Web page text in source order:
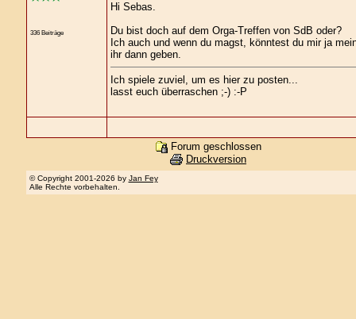
336 Beiträge
Hi Sebas.
Du bist doch auf dem Orga-Treffen von SdB oder?
Ich auch und wenn du magst, könntest du mir ja
ihr dann geben.
Ich spiele zuviel, um es hier zu posten...
lasst euch überraschen ;-) :-P
Forum geschlossen
Druckversion
© Copyright 2001-2026 by Jan Fey
Alle Rechte vorbehalten.